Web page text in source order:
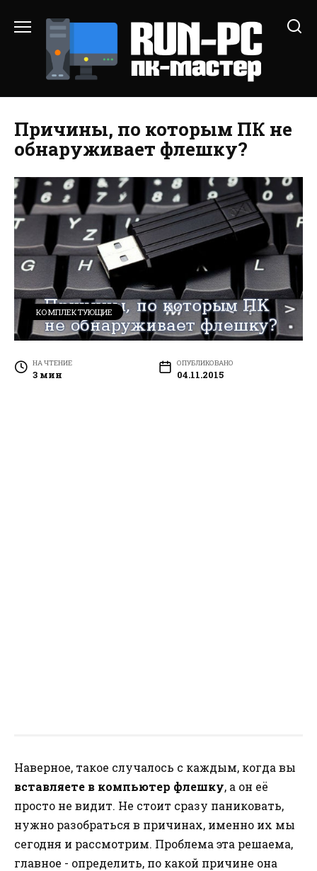
содержанию
Причины, по которым ПК не
обнаруживает флешку?
КОМПЛЕКТУЮЩИЕ
НА ЧТЕНИЕ
3 мин
ОПУБЛИКОВАНО
04.11.2015
Наверное, такое случалось с каждым, когда вы
вставляете в компьютер флешку, а он её
просто не видит. Не стоит сразу паниковать,
нужно разобраться в причинах, именно их мы
сегодня и рассмотрим. Проблема эта решаема,
главное - определить, по какой причине она